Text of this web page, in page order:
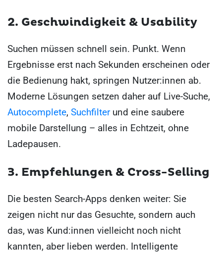
2. Geschwindigkeit & Usability
Suchen müssen schnell sein. Punkt. Wenn
Ergebnisse erst nach Sekunden erscheinen oder
die Bedienung hakt, springen Nutzer:innen ab.
Moderne Lösungen setzen daher auf Live-Suche,
Autocomplete, Suchfilterund eine saubere
mobile Darstellung – alles in Echtzeit, ohne
Ladepausen.
3. Empfehlungen & Cross-Selling
Die besten Search-Apps denken weiter: Sie
zeigen nicht nur das Gesuchte, sondern auch
das, was Kund:innen vielleicht noch nicht
kannten, aber lieben werden. Intelligente